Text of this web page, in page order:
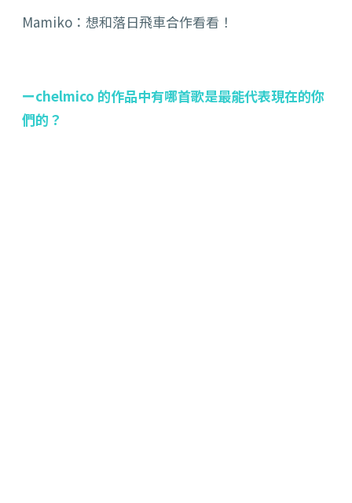
Mamiko：想和落日飛車合作看看！
ーchelmico 的作品中有哪首歌是最能代表現在的你
們的？